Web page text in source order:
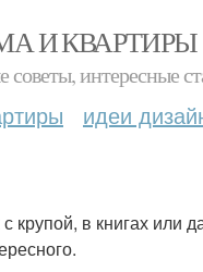
И КВАРТИРЫ
интересные
идеи
в книгах или